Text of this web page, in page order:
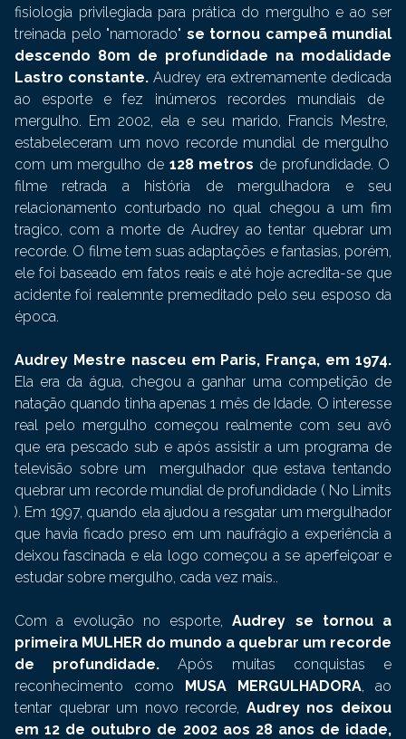
fisiologia privilegiada para prática do mergulho e ao ser
treinada pelo "namorado" se tornou campeã mundial
descendo 80m de profundidade na modalidade
Lastro constante. Audrey era extremamente dedicada
ao esporte e fez inúmeros recordes mundiais de
mergulho. Em 2002, elaeseu marido, Francis Mestre,
estabeleceram um novo recordemundial demergulho
com um mergulho de 128metros de profundidade. O
filme retrada a história de mergulhadora e seu
relacionamento conturbado no qual chegou a um fim
tragico, com a morte de Audrey ao tentar quebrar um
recorde. O filme tem suas adaptações e fantasias, porém,
ele foi baseado em fatos reais e até hoje acredita-se que
acidente foi realemnte premeditado pelo seu esposo da
época.
Audrey Mestre nasceu em Paris, França, em 1974.
Ela era da água, chegou a ganhar uma competição de
natação quando tinha apenas 1 mês de Idade. O interesse
real pelo mergulho começou realmente com seu avô
que era pescado sub e após assistir a um programa de
televisão sobre um mergulhador que estava tentando
quebrar um recorde mundial de profundidade ( No Limits
). Em 1997, quando ela ajudou a resgatar um mergulhador
que havia ficado preso em um naufrágio a experiência a
deixou fascinada e ela logo começou a se aperfeiçoar e
estudar sobre mergulho, cada vez mais..
Com a evolução no esporte,Audrey se tornou a
primeira MULHER do mundo a quebrar um recorde
de profundidade. Após muitas conquistas e
reconhecimento como MUSA MERGULHADORA, ao
tentar quebrar um novo recorde, Audrey nos deixou
em 12 de outubro de 2002 aos 28 anos de idade,